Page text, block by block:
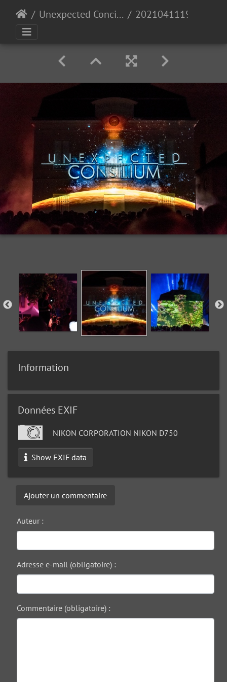
Unexpected Concilium
Information
Données EXIF
NIKON CORPORATION NIKON D750
Show EXIF data
Ajouter un commentaire
Auteur :
Adresse e-mail (obligatoire) :
Commentaire (obligatoire) :